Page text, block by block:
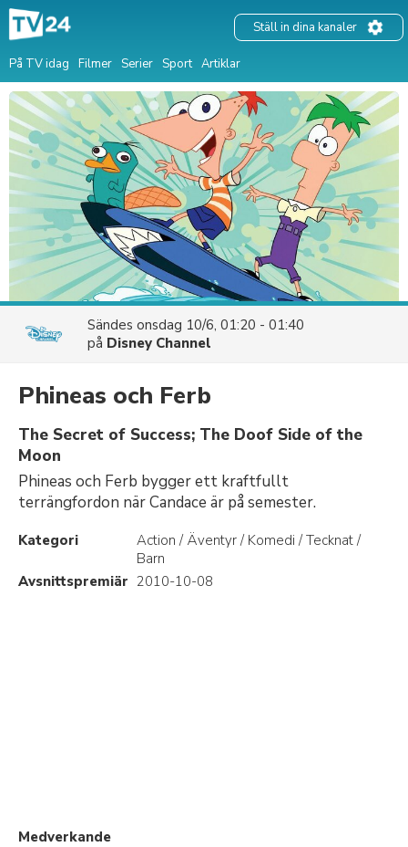
På TV idag Filmer Serier Sport Artiklar
Ställ in dina kanaler
Sändes onsdag 10/6, 01:20 - 01:40
på Disney Channel
Phineas och Ferb
The Secret of Success; The Doof Side of the
Moon
Phineas och Ferb bygger ett kraftfullt
terrängfordon när Candace är på semester.
Kategori
Action / Äventyr / Komedi / Tecknat /
Barn
Avsnittspremiär 2010-10-08
Medverkande